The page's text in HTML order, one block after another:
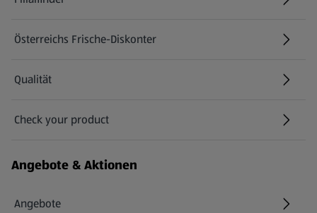
Österreichs Frische-Diskonter
Qualität
Check your product
(öffnet in einem neuen Tab)
Angebote & Aktionen
Angebote